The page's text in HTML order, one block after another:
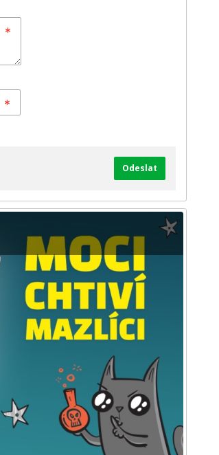
Odeslat